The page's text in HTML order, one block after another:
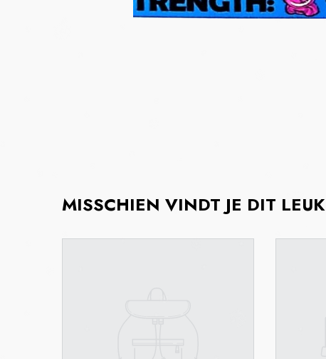
MISSCHIEN VINDT JE DIT LEUK